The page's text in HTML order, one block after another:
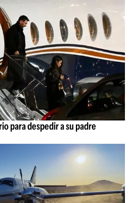
para despedir a su padre